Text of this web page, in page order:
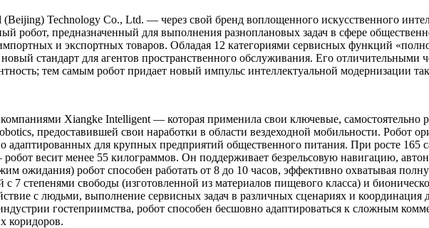
Technology Co., Ltd. — через свой бренд воплощенного искусственного
робот, предназначенный для выполнения разноплановых задач в сфере
и экспортных товаров. Обладая 12 категориями сервисных функций
стандарт для агентов пространственного обслуживания. Его
тем самым робот придает новый импульс интеллектуальной модернизации
Xiangke Intelligent — которая применила свои ключевые,
предоставившей свои наработки в области вездеходной мобильности. Робот
адаптированных для крупных предприятий общественного питания. При росте 165
весит менее 55 килограммов. Он поддерживает безрельсовую навигацию,
ожидания) робот способен работать от 8 до 10 часов, эффективно охватывая
7 степенями свободы (изготовленной из материалов пищевого класса) и
с людьми, выполнение сервисных задач в различных сценариях и
гостеприимства, робот способен бесшовно адаптироваться к сложным
коридоров.